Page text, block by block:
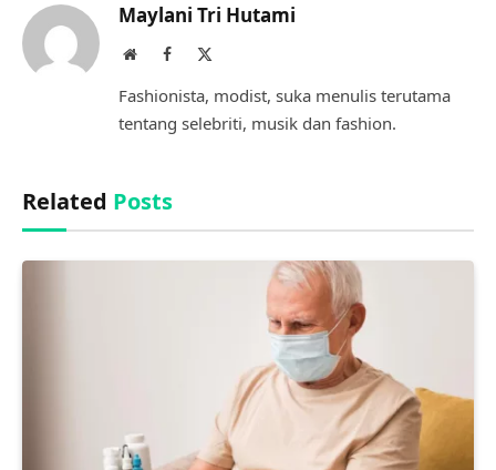
Maylani Tri Hutami
WebsiteFacebook
Fashionista, modist, suka menulis terutama
tentang selebriti, musik dan fashion.
Related Posts